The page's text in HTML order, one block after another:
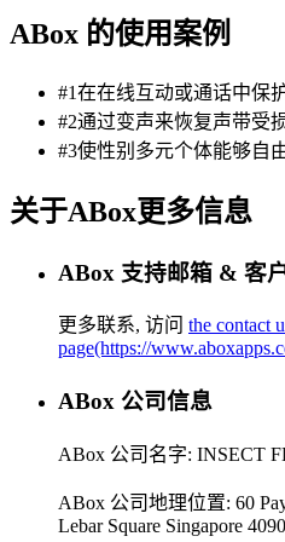
ABox 的使用案例
#1在在线互动或通话中保
#2通过变声来恢复声带受
#3使性别多元个体能够自
关于ABox更多信息
ABox 支持邮箱 & 客
更多联系, 访问 the contact
page(https://
ABox 公司信息
ABox 公司名字: INSECT
ABox 公司地理位置: 60
Lebar Square Singapore